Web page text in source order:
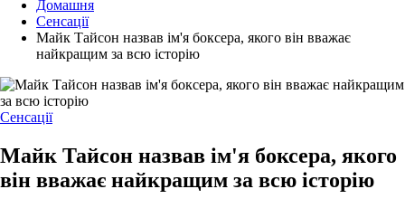
Домашня
Сенсації
Майк Тайсон назвав ім'я боксера, якого він вважає
найкращим за всю історію
Опублікувати
Сенсації
Майк Тайсон назвав ім'я боксера, якого
він вважає найкращим за всю історію